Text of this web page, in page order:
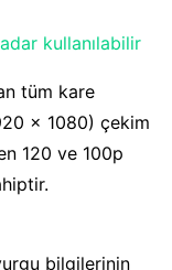
kullanılabilir
tüm kare
x 1080) çekim
120 ve 100p
bilgilerinin